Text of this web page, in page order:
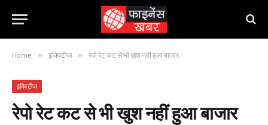
Home » इक्विटीज » रेपो रेट कट से भी खुश नहीं हुआ बाजार
इक्विटीज
रेपो रेट कट से भी खुश नहीं हुआ बाजार